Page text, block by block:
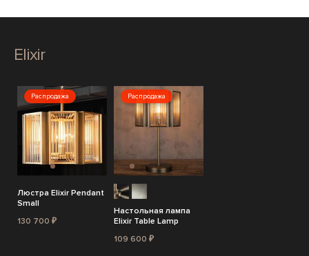
Elixir
Распродажа
Люстра Elixir Pendant
Small
130 700 ₽
Распродажа
Настольная лампа
Elixir Table Lamp
109 600 ₽